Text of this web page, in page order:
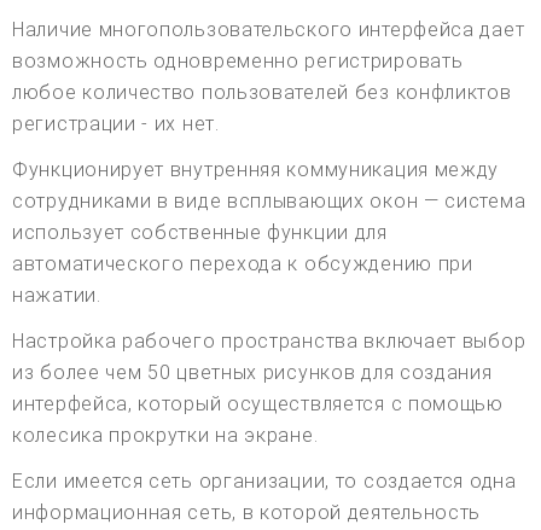
Наличие многопользовательского интерфейса дает
возможность одновременно регистрировать
любое количество пользователей без конфликтов
регистрации - их нет.
Функционирует внутренняя коммуникация между
сотрудниками в виде всплывающих окон — система
использует собственные функции для
автоматического перехода к обсуждению при
нажатии.
Настройка рабочего пространства включает выбор
из более чем 50 цветных рисунков для создания
интерфейса, который осуществляется с помощью
колесика прокрутки на экране.
Если имеется сеть организации, то создается одна
информационная сеть, в которой деятельность